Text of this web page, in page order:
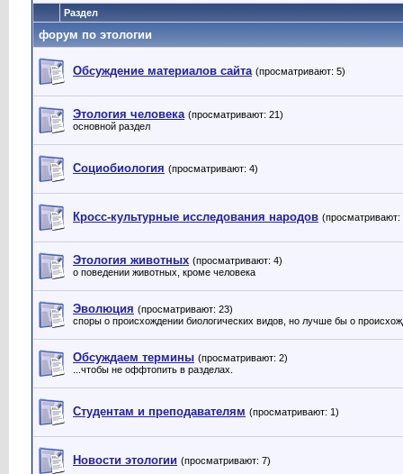
Раздел
форум по этологии
Обсуждение материалов сайта (просматривают: 5)
Этология человека (просматривают: 21)
основной раздел
Социобиология (просматривают: 4)
Кросс-культурные исследования народов (просматривают:
Этология животных (просматривают: 4)
о поведении животных, кроме человека
Эволюция (просматривают: 23)
споры о происхождении биологических видов, но лучше бы о
Обсуждаем термины (просматривают: 2)
...чтобы не оффтопить в разделах.
Студентам и преподавателям (просматривают: 1)
Новости этологии (просматривают: 7)